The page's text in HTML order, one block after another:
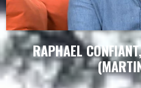
RAPHAEL